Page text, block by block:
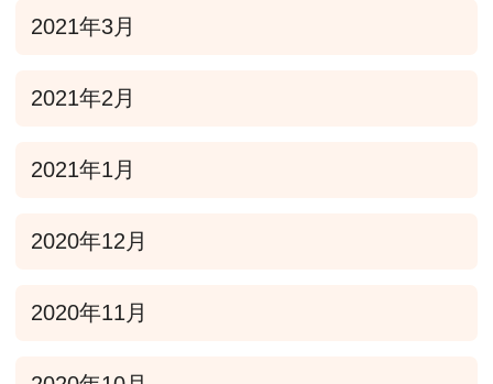
2021年3月
2021年2月
2021年1月
2020年12月
2020年11月